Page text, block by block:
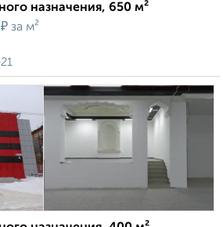
назначения, 650 м²
₽ за м²